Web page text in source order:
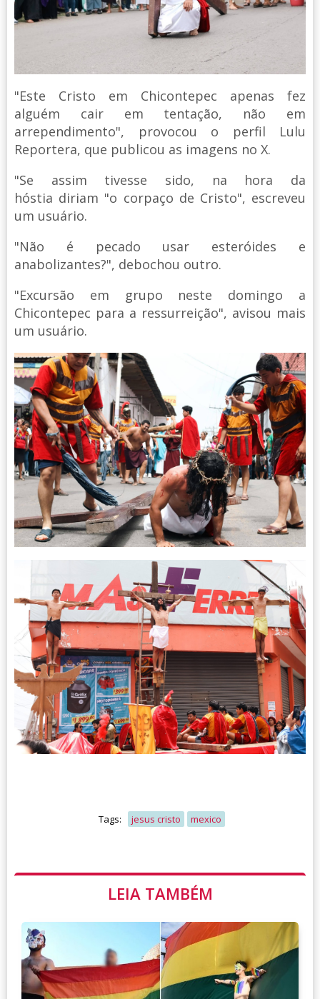
"Este Cristo em Chicontepec apenas fez
alguém cair em tentação, não em
arrependimento", provocou o perfil Lulu
Reportera, que publicou as imagens no X.
"Se assim tivesse sido, na hora da
hóstia diriam "o corpaço de Cristo", escreveu
um usuário.
"Não é pecado usar esteróides e
anabolizantes?", debochou outro.
"Excursão em grupo neste domingo a
Chicontepec para a ressurreição", avisou mais
um usuário.
Tags: jesus cristo mexico
LEIA TAMBÉM